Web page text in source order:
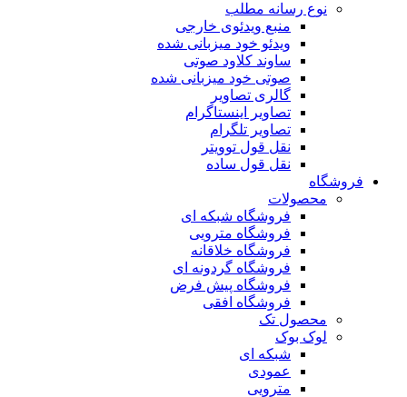
نوع رسانه مطلب
منبع ویدئوی خارجی
ویدئو خود میزبانی شده
ساوند کلاود صوتی
صوتی خود میزبانی شده
گالری تصاویر
تصاویر اینستاگرام
تصاویر تلگرام
نقل قول توویتر
نقل قول ساده
فروشگاه
محصولات
فروشگاه شبکه ای
فروشگاه مترویی
فروشگاه خلاقانه
فروشگاه گردونه ای
فروشگاه پیش فرض
فروشگاه افقی
محصول تک
لوک بوک
شبکه ای
عمودی
مترویی